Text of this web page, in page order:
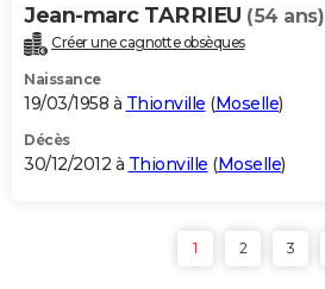
Jean-marc TARRIEU (54 ans)
Créer une cagnotte obsèques
Naissance
19/03/1958 à Thionville (Moselle)
Décès
30/12/2012 à Thionville (Moselle)
1 2 3